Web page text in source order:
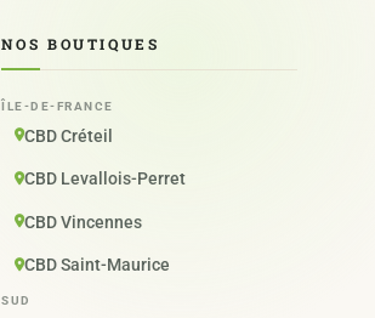
NOS BOUTIQUES
ÎLE-DE-FRANCE
CBD Créteil
CBD Levallois-Perret
CBD Vincennes
CBD Saint-Maurice
SUD